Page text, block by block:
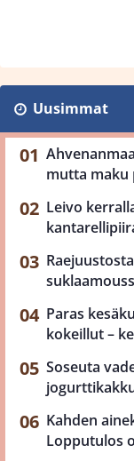
Uusimmat
mutta maku
Leivo
Paras
kokeillut –
Soseuta
Kahden
Lopputulos